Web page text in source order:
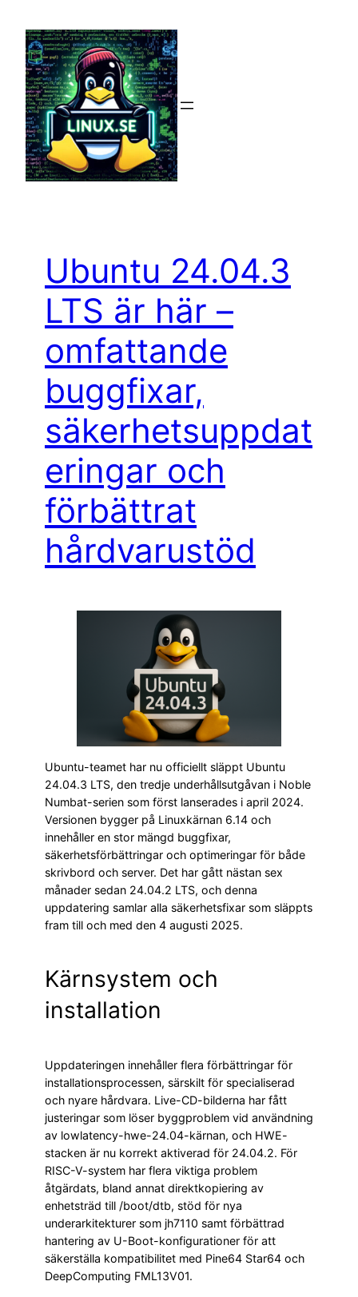
innehåll
Ubuntu 24.04.3
LTS är här –
omfattande
buggfixar,
säkerhetsuppdat
eringar och
förbättrat
hårdvarustöd
Ubuntu-teamet har nu officiellt släppt Ubuntu
24.04.3 LTS, den tredje underhållsutgåvan i Noble
Numbat-serien som först lanserades i april 2024.
Versionen bygger på Linuxkärnan 6.14 och
innehåller en stor mängd buggfixar,
säkerhetsförbättringar och optimeringar för både
skrivbord och server. Det har gått nästan sex
månader sedan 24.04.2 LTS, och denna
uppdatering samlar alla säkerhetsfixar som släppts
fram till och med den 4 augusti 2025.
Kärnsystem och
installation
Uppdateringen innehåller flera förbättringar för
installationsprocessen, särskilt för specialiserad
och nyare hårdvara. Live-CD-bilderna har fått
justeringar som löser byggproblem vid användning
av lowlatency-hwe-24.04-kärnan, och HWE-
stacken är nu korrekt aktiverad för 24.04.2. För
RISC-V-system har flera viktiga problem
åtgärdats, bland annat direktkopiering av
enhetsträd till /boot/dtb, stöd för nya
underarkitekturer som jh7110 samt förbättrad
hantering av U-Boot-konfigurationer för att
säkerställa kompatibilitet med Pine64 Star64 och
DeepComputing FML13V01.